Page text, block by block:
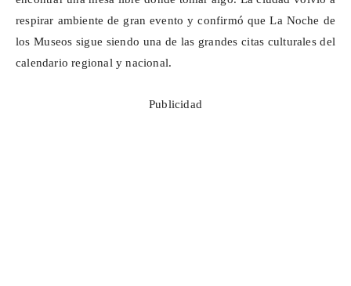
respirar ambiente de gran evento y confirmó que La Noche de
los Museos sigue siendo una de las grandes citas culturales del
calendario regional y nacional.
Publicidad